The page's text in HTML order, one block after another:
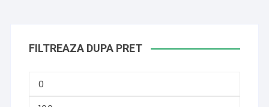
FILTREAZA DUPA PRET
Preț
Preț